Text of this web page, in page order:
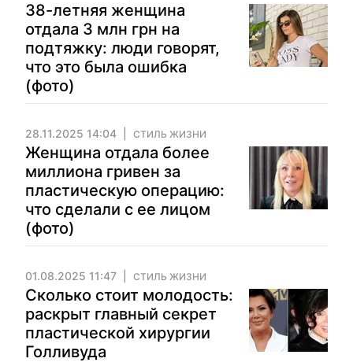
38-летняя женщина
отдала 3 млн грн на
подтяжку: люди говорят,
что это была ошибка
(фото)
28.11.2025 14:04 СТИЛЬ ЖИЗНИ
Женщина отдала более
миллиона гривен за
пластическую операцию:
что сделали с ее лицом
(фото)
01.08.2025 11:47 СТИЛЬ ЖИЗНИ
Сколько стоит молодость:
раскрыт главный секрет
пластической хирургии
Голливуда